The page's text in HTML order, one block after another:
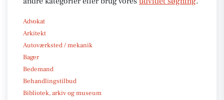
Advokat
Arkitekt
Autoværksted / mekanik
Bager
Bedemand
Behandlingstilbud
Bibliotek, arkiv og museum